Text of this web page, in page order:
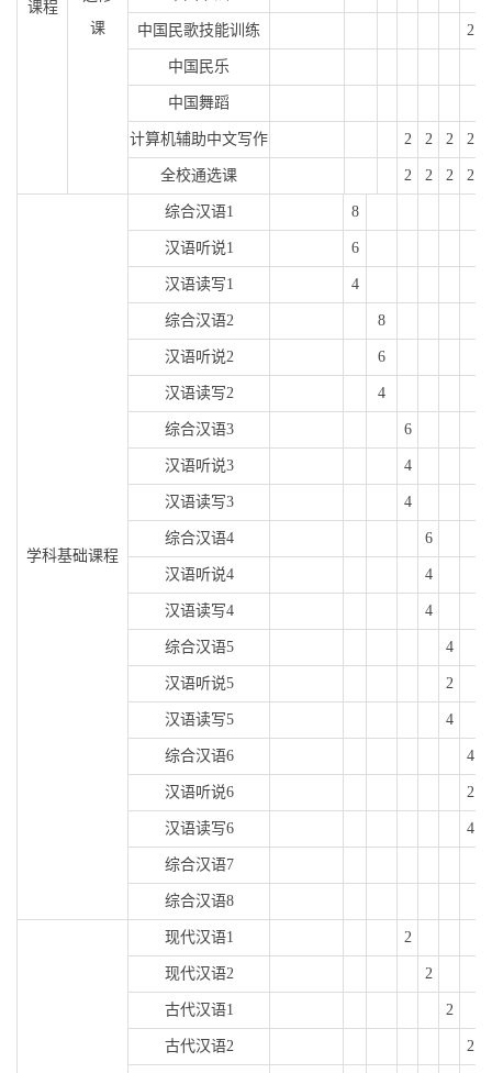
课程
课
中国民歌技能训练 2
中国民乐
中国舞蹈
计算机辅助中文写作 2 2 2 2
全校通选课 2 2 2 2
学科基础课程
综合汉语1 8
汉语听说1 6
汉语读写1 4
综合汉语2 8
汉语听说2 6
汉语读写2 4
综合汉语3 6
汉语听说3 4
汉语读写3 4
综合汉语4 6
汉语听说4 4
汉语读写4 4
综合汉语5 4
汉语听说5 2
汉语读写5 4
综合汉语6 4
汉语听说6 2
汉语读写6 4
综合汉语7
综合汉语8
现代汉语1 2
现代汉语2 2
古代汉语1 2
古代汉语2 2